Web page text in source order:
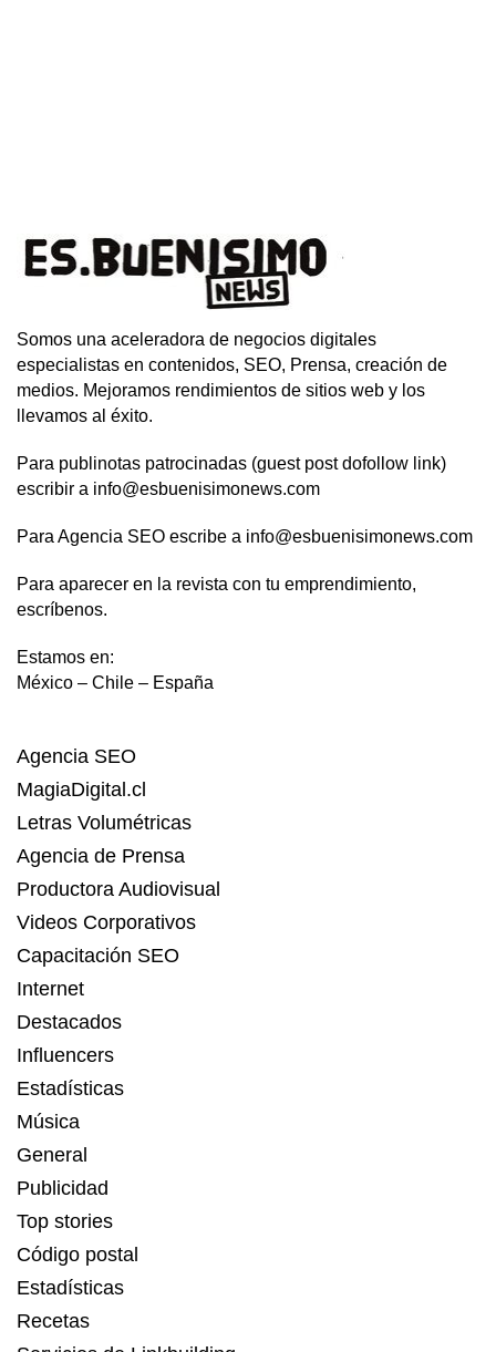
Somos una aceleradora de negocios digitales
especialistas en contenidos, SEO, Prensa, creación de
medios. Mejoramos rendimientos de sitios web y los
llevamos al éxito.
Para publinotas patrocinadas (guest post dofollow link)
escribir a info@esbuenisimonews.com
Para Agencia SEO escribe a info@esbuenisimonews.com
Para aparecer en la revista con tu emprendimiento,
escríbenos.
Estamos en:
México – Chile – España
Agencia SEO
MagiaDigital.cl
Letras Volumétricas
Agencia de Prensa
Productora Audiovisual
Videos Corporativos
Capacitación SEO
Internet
Destacados
Influencers
Estadísticas
Música
General
Publicidad
Top stories
Código postal
Estadísticas
Recetas